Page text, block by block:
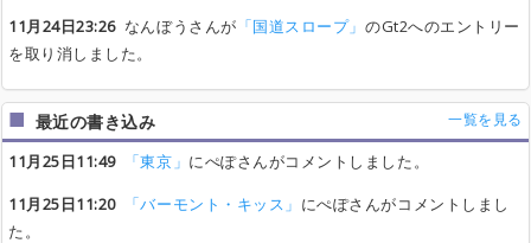
11月24日23:26なんぼうさんが 「国道スロープ」 のGt2へのエントリー
を取り消しました。
最近の書き込み 一覧を見る
11月25日11:49 「東京」 にぺぽさんがコメントしました。
11月25日11:20
「バーモント・キッス」 にぺぽさんがコメントしまし
た。